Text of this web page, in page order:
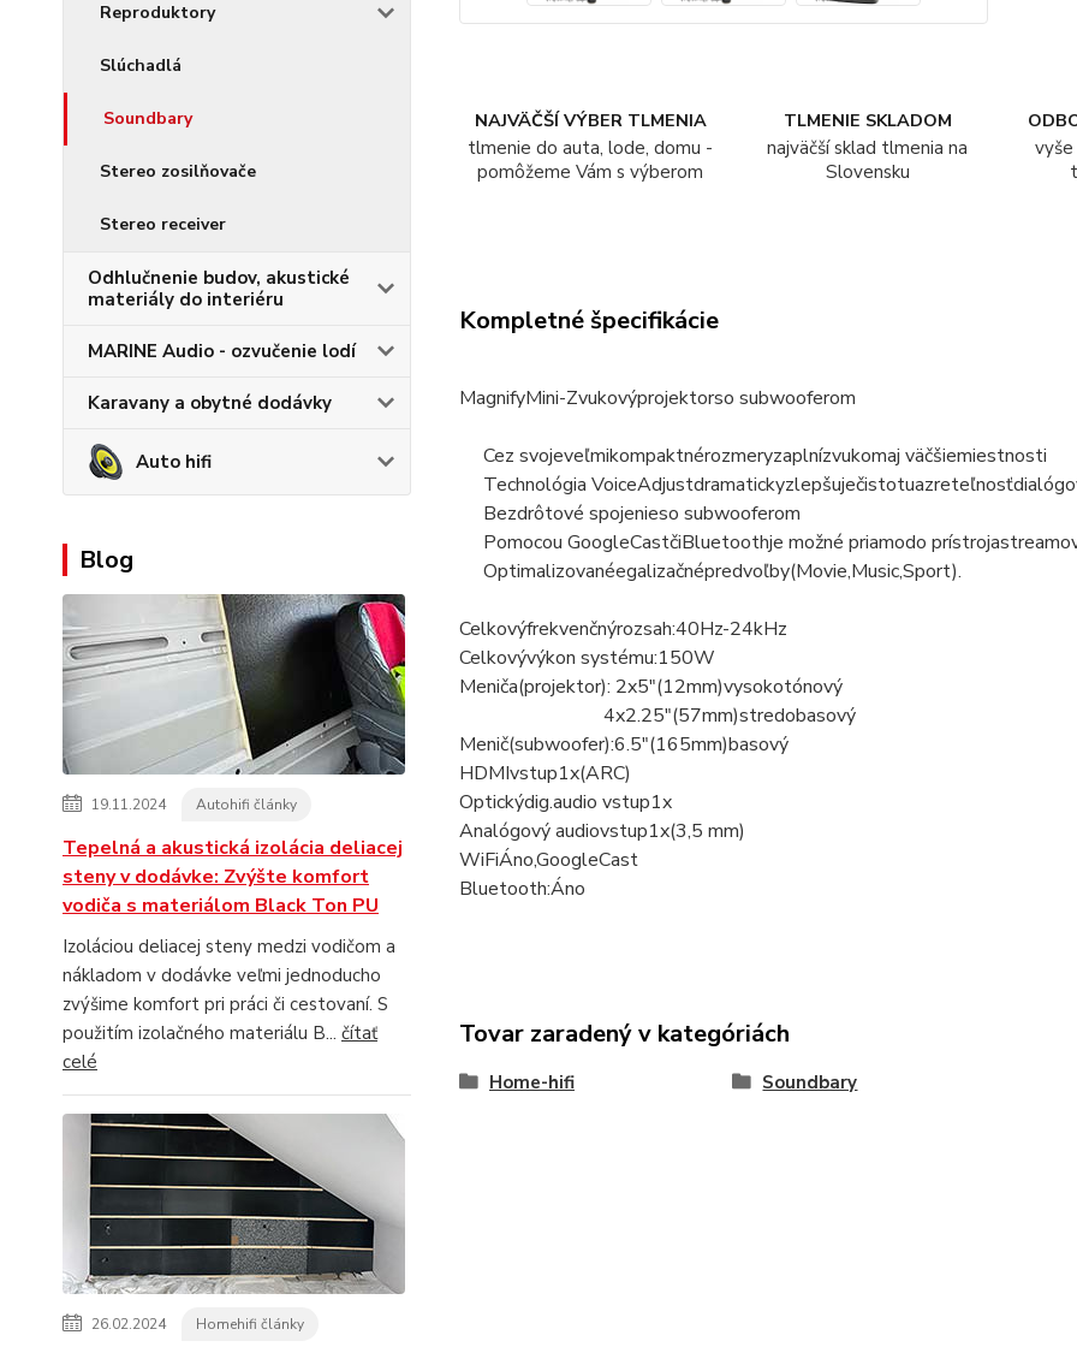
Reproduktory
Slúchadlá
Soundbary
Stereo zosilňovače
Stereo receiver
Odhlučnenie budov, akustické
materiály do interiéru
MARINE Audio - ozvučenie lodí
Karavany a obytné dodávky
Auto hifi
Blog
19.11.2024 Autohifi články
Tepelná a akustická izolácia deliacej
steny v dodávke: Zvýšte komfort
vodiča s materiálom Black Ton PU
Izoláciou deliacej steny medzi vodičom a
nákladom v dodávke veľmi jednoducho
zvýšime komfort pri práci či cestovaní. S
použitím izolačného materiálu B... čítať
celé
26.02.2024 Homehifi články
NAJVÄČŠÍ VÝBER TLMENIA
tlmenie do auta, lode, domu -
pomôžeme Vám s výberom
TLMENIE SKLADOM
najväčší sklad tlmenia na
Slovensku
Kompletné špecifikácie
MagnifyMini-Zvukovýprojektorso subwooferom
Cez svojeveľmikompaktnérozmeryzaplnízvukomaj väčšiemiestnosti
Technológia VoiceAdjustdramatickyzlepšuječistotuazreteľnosť
Bezdrôtové spojenieso subwooferom
Pomocou GoogleCastčiBluetoothje možné priamodo prístroja
Optimalizovanéegalizačnépredvoľby(Movie,Music,Sport).
Celkovýfrekvenčnýrozsah:40Hz-24kHz
Celkovývýkon systému:150W
Meniča(projektor): 2x5"(12mm)vysokotónový
4x2.25"(57mm)stredobasový
Menič(subwoofer):6.5"(165mm)basový
HDMIvstup1x(ARC)
Optickýdig.audio vstup1x
Analógový audiovstup1x(3,5 mm)
WiFiÁno,GoogleCast
Bluetooth:Áno
Tovar zaradený v kategóriách
Home-hifi Soundbary